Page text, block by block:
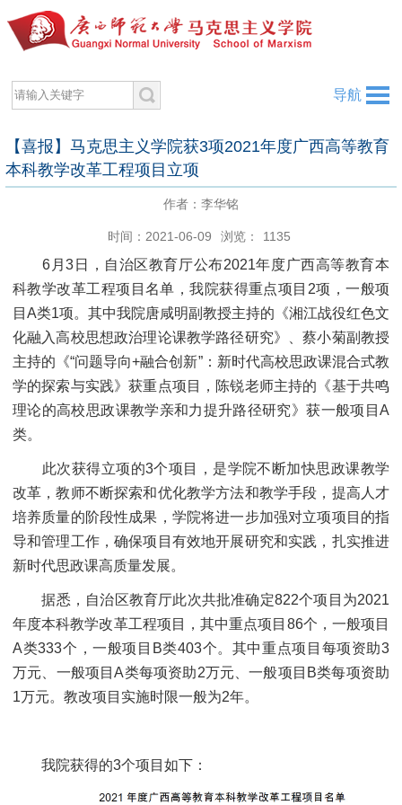
导航
【喜报】马克思主义学院获3项2021年度广西高等教育
本科教学改革工程项目立项
作者：李华铭
时间：2021-06-09 浏览： 1135
6月3日，自治区教育厅公布2021年度广西高等教育本
科教学改革工程项目名单，我院获得重点项目2项，一般项
目A类1项。其中我院唐咸明副教授主持的《湘江战役红色文
化融入高校思想政治理论课教学路径研究》、蔡小菊副教授
主持的《“问题导向+融合创新”：新时代高校思政课混合式教
学的探索与实践》获重点项目，陈锐老师主持的《基于共鸣
理论的高校思政课教学亲和力提升路径研究》获一般项目A
类。
此次获得立项的3个项目，是学院不断加快思政课教学
改革，教师不断探索和优化教学方法和教学手段，提高人才
培养质量的阶段性成果，学院将进一步加强对立项项目的指
导和管理工作，确保项目有效地开展研究和实践，扎实推进
新时代思政课高质量发展。
据悉，自治区教育厅此次共批准确定822个项目为2021
年度本科教学改革工程项目，其中重点项目86个，一般项目
A类333个，一般项目B类403个。其中重点项目每项资助3
万元、一般项目A类每项资助2万元、一般项目B类每项资助
1万元。教改项目实施时限一般为2年。
我院获得的3个项目如下：